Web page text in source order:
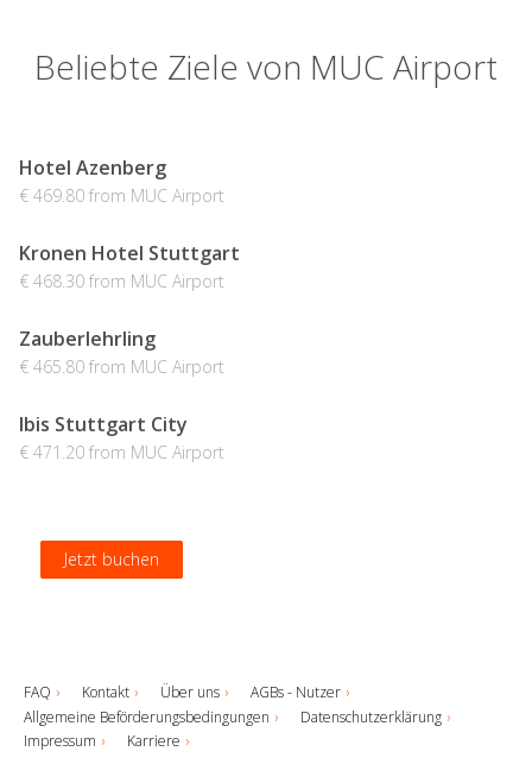
Beliebte Ziele von MUC Airport
Hotel Azenberg
€ 469.80 from MUC Airport
Jetzt buchen
Kronen Hotel Stuttgart
€ 468.30 from MUC Airport
Jetzt buchen
Zauberlehrling
€ 465.80 from MUC Airport
Jetzt buchen
Ibis Stuttgart City
€ 471.20 from MUC Airport
Jetzt buchen
FAQ Kontakt Über uns
AGBs - Nutzer
Allgemeine Beförderungsbedingungen
Datenschutzerklärung
Impressum
Karriere